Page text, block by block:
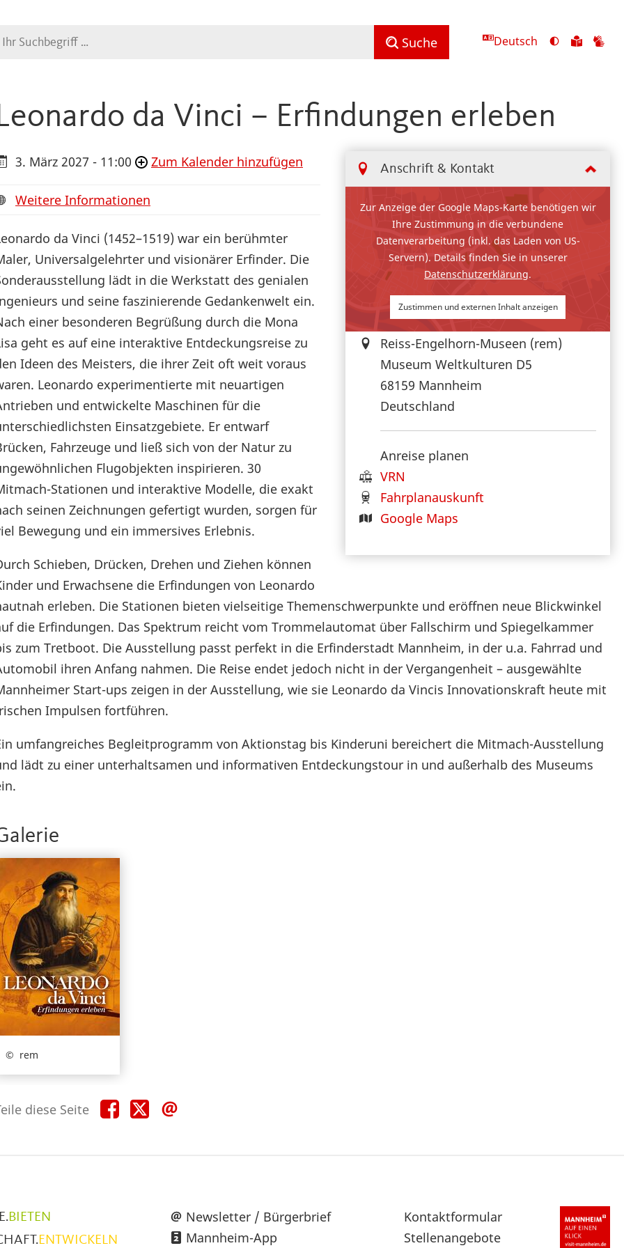
Suche Deutsch
Ansicht
Zu
da Vinci – Erfindungen erleben
Anschrift & Kontakt
Zur Anzeige der Google Maps-Karte benötigen wir
Ihre Zustimmung in die verbundene
Datenverarbeitung (inkl. das Laden von US-
Servern). Details finden Sie in unserer
Datenschutzerklärung.
Zustimmen und externen Inhalt anzeigen
Reiss-Engelhorn-Museen (rem)
Museum Weltkulturen D5
68159 Mannheim
Deutschland
Anreise planen
VRN
Fahrplanauskunft
Google Maps
3. März 2027 - 11:00 Zum Kalender hinzufügen
Weitere Informationen
da Vinci (1452–1519) war ein berühmter
Universalgelehrter und visionärer Erfinder. Die
lädt in die Werkstatt des genialen
und seine faszinierende Gedankenwelt ein.
einer besonderen Begrüßung durch die Mona
geht es auf eine interaktive Entdeckungsreise zu
Ideen des Meisters, die ihrer Zeit oft weit voraus
Leonardo experimentierte mit neuartigen
und entwickelte Maschinen für die
Einsatzgebiete. Er entwarf
Fahrzeuge und ließ sich von der Natur zu
Flugobjekten inspirieren. 30
Stationen und interaktive Modelle, die exakt
seinen Zeichnungen gefertigt wurden, sorgen für
Bewegung und ein immersives Erlebnis.
Schieben, Drücken, Drehen und Ziehen können
und Erwachsene die Erfindungen von Leonardo
erleben. Die Stationen bieten vielseitige Themenschwerpunkte und eröffnen neue Blickwinkel
die Erfindungen. Das Spektrum reicht vom Trommelautomat über Fallschirm und Spiegelkammer
zum Tretboot. Die Ausstellung passt perfekt in die Erfinderstadt Mannheim, in der u.a. Fahrrad und
ihren Anfang nahmen. Die Reise endet jedoch nicht in der Vergangenheit – ausgewählte
Start-ups zeigen in der Ausstellung, wie sie Leonardo da Vincis Innovationskraft heute mit
Impulsen fortführen.
umfangreiches Begleitprogramm von Aktionstag bis Kinderuni bereichert die Mitmach-Ausstellung
lädt zu einer unterhaltsamen und informativen Entdeckungstour in und außerhalb des Museums
rem
diese Seite Teile
diese
Teile
diese
BIETEN
ENTWICKELN
Newsletter / Bürgerbrief
Mannheim-App
Sekundärnavigation
im
Kontaktformular
Stellenangebote